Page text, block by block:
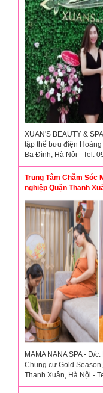
XUAN'S BEAUTY &
tập thể bưu điện
Ba Đình, Hà Nội - Tel:
Trung Tâm Chăm Sóc
nghiệp Quận Thanh
MAMA NANA SPA - Đ/
Chung cư Gold
Thanh Xuân, Hà Nội -